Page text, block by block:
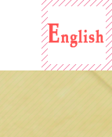
For English